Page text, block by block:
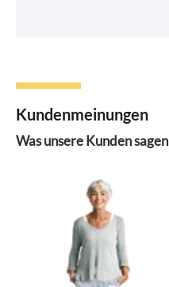
Kundenmeinungen
Was unsere Kunden sagen